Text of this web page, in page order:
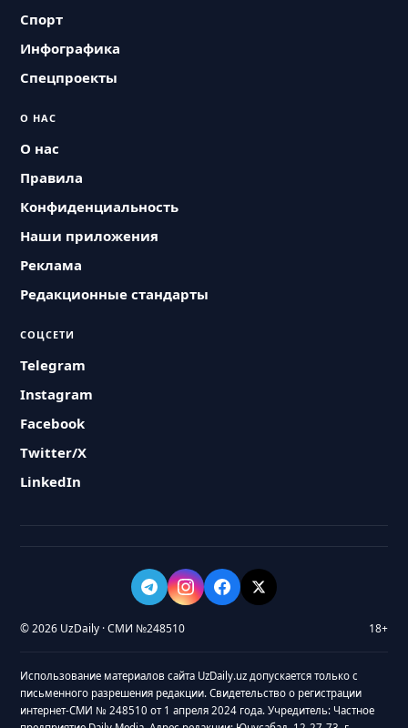
Спорт
Инфографика
Спецпроекты
О НАС
О нас
Правила
Конфиденциальность
Наши приложения
Реклама
Редакционные стандарты
СОЦСЕТИ
Telegram
Instagram
Facebook
Twitter/X
LinkedIn
© 2026 UzDaily · СМИ №248510 18+
Использование материалов сайта UzDaily.uz допускается только с
письменного разрешения редакции. Свидетельство о регистрации
интернет-СМИ № 248510 от 1 апреля 2024 года. Учредитель: Частное